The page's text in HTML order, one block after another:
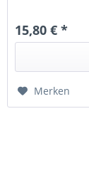
15,80 € *
Merken